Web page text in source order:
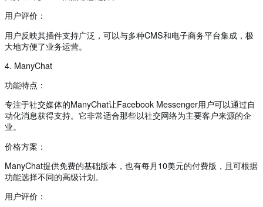
用户评价：
用户反映其插件支持广泛，可以与多种CMS和电子商务平台集成，极
大地方便了业务运营。
4. ManyChat
功能特点：
专注于社交媒体的ManyChat让Facebook Messenger用户可以通过自
动化消息获得支持。它非常适合那些以社交网络为主要客户来源的企
业。
价格方案：
ManyChat提供免费的基础版本，也有每月10美元的付费版，且可根据
功能选择不同的高级计划。
用户评价：